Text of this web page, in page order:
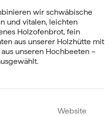
wir schwäbische
und vitalen, leichten
Holzofenbrot, fein
aus unserer Holzhütte mit
unseren Hochbeeten –
Website